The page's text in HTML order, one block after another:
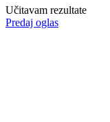
Učitavam rezultate
Predaj oglas